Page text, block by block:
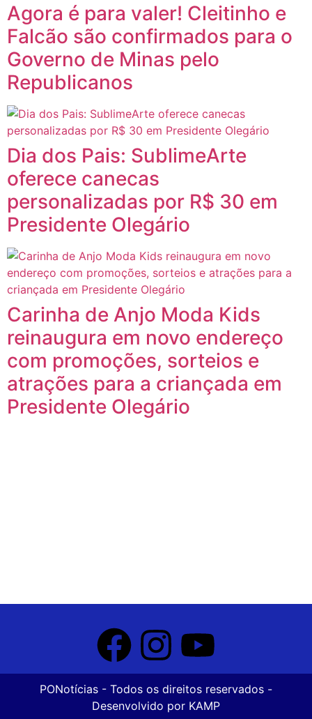
Agora é para valer! Cleitinho e
Falcão são confirmados para o
Governo de Minas pelo
Republicanos
Dia dos Pais: SublimeArte
oferece canecas
personalizadas por R$ 30 em
Presidente Olegário
Carinha de Anjo Moda Kids
reinaugura em novo endereço
com promoções, sorteios e
atrações para a criançada em
Presidente Olegário
PONotícias - Todos os direitos reservados -
Desenvolvido por KAMP